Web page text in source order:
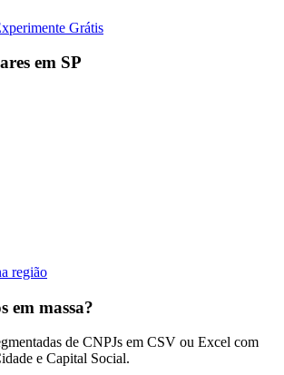
Grátis
em SP
região
em massa?
de CNPJs em CSV ou Excel com
e Capital Social.